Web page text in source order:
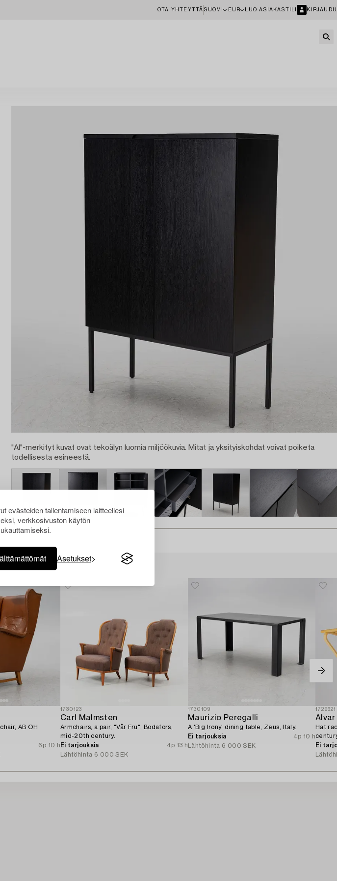
evästeiden tallentamiseen laitteellesi
verkkosivuston käytön
Asetukset
OTA YHTEYTTÄ SUOMI EUR LUO ASIAKASTILI KIRJAUDU
"AI"-merkityt kuvat ovat tekoälyn luomia miljöökuvia. Mitat ja yksityiskohdat voivat poiketa
todellisesta esineestä.
kohteita
AB OH
6p 10 h
1730123
Carl Malmsten
Armchairs, a pair, "Vår Fru", Bodafors,
mid-20th century.
Ei tarjouksia
4p 13 h
Lähtöhinta 6 000 SEK
1730109
Maurizio Peregalli
A 'Big Irony' dining table, Zeus, Italy.
Ei tarjouksia
4p 10 h
Lähtöhinta 6 000 SEK
1729621
Hat
Ei